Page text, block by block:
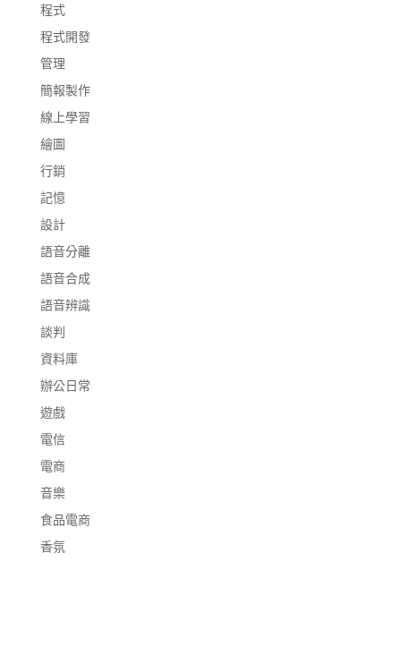
程式
程式開發
管理
簡報製作
線上學習
繪圖
行銷
記憶
設計
語音分離
語音合成
語音辨識
談判
資料庫
辦公日常
遊戲
電信
電商
音樂
食品電商
香氛